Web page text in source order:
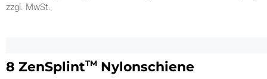
zzgl. MwSt.
8 ZenSplintTM Nylonschiene